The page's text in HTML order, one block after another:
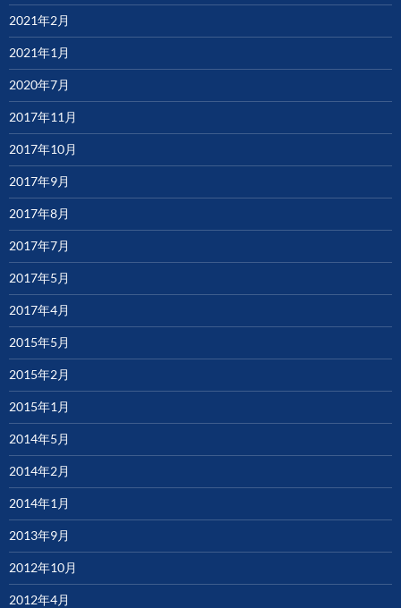
2021年2月
2021年1月
2020年7月
2017年11月
2017年10月
2017年9月
2017年8月
2017年7月
2017年5月
2017年4月
2015年5月
2015年2月
2015年1月
2014年5月
2014年2月
2014年1月
2013年9月
2012年10月
2012年4月